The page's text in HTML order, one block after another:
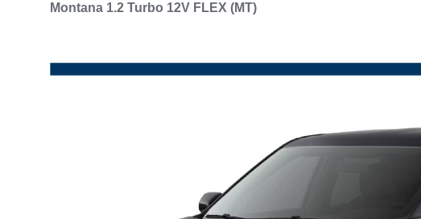
Montana 1.2 Turbo 12V FLEX (MT)